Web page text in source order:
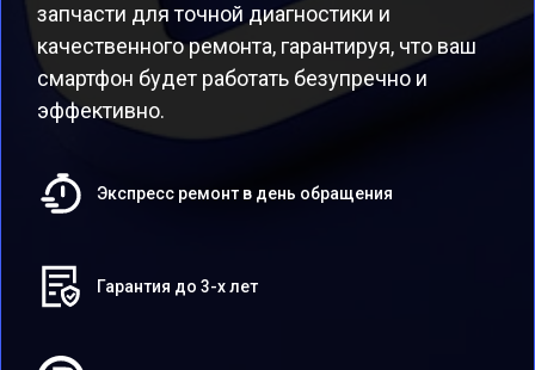
запчасти для точной диагностики и
качественного ремонта, гарантируя, что ваш
смартфон будет работать безупречно и
эффективно.
Экспресс ремонт в день обращения
Гарантия до 3-х лет